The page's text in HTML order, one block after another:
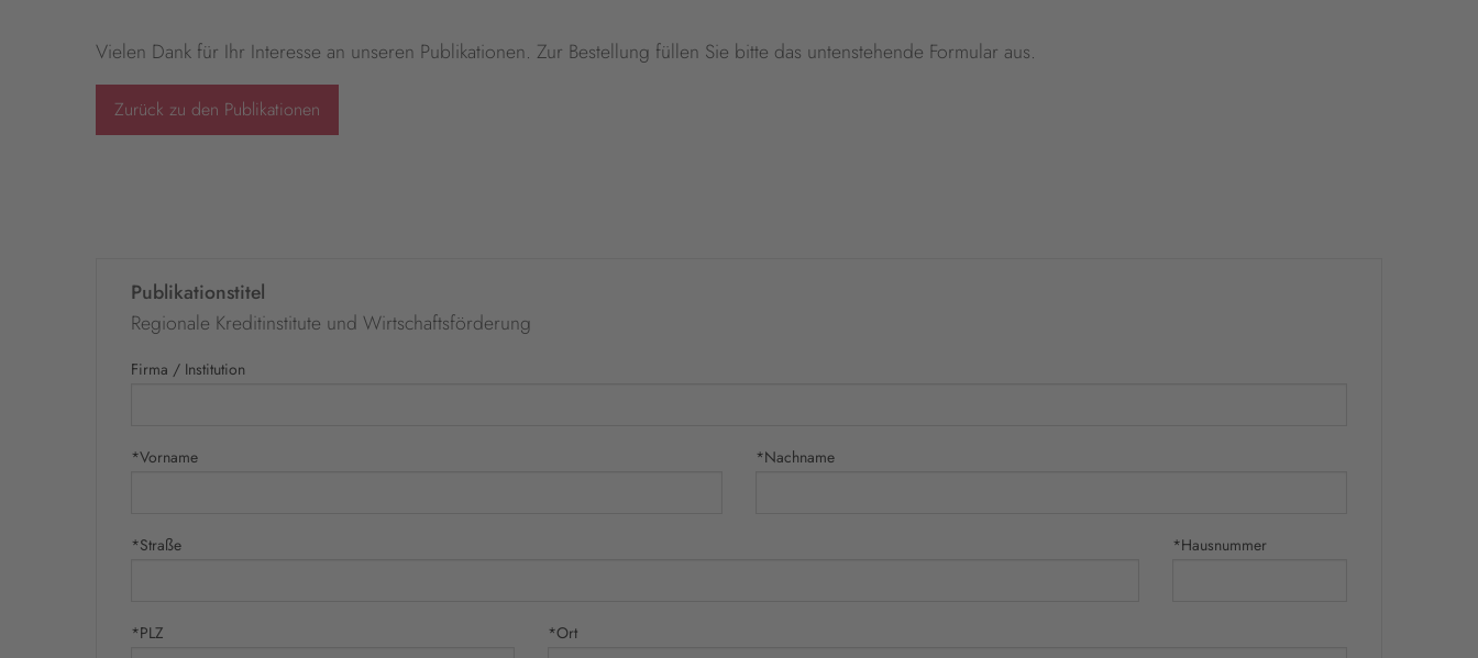
Vielen Dank für Ihr Interesse an unseren Publikationen. Zur Bestellung füllen Sie bitte das untenstehende Formular aus.
Zurück zu den Publikationen
Publikationstitel
Regionale Kreditinstitute und Wirtschaftsförderung
Firma / Institution
*Vorname *Nachname
*Straße *Hausnummer
*PLZ *Ort